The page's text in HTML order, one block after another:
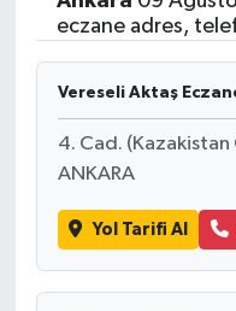
eczane adres,
Vereseli Aktaş
4. Cad. (Kazakistan
ANKARA
Yol Tarifi Al